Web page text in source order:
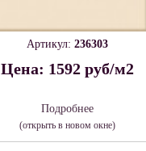
Артикул: 236303
Цена: 1592 руб/м2
Подробнее
(открыть в новом окне)